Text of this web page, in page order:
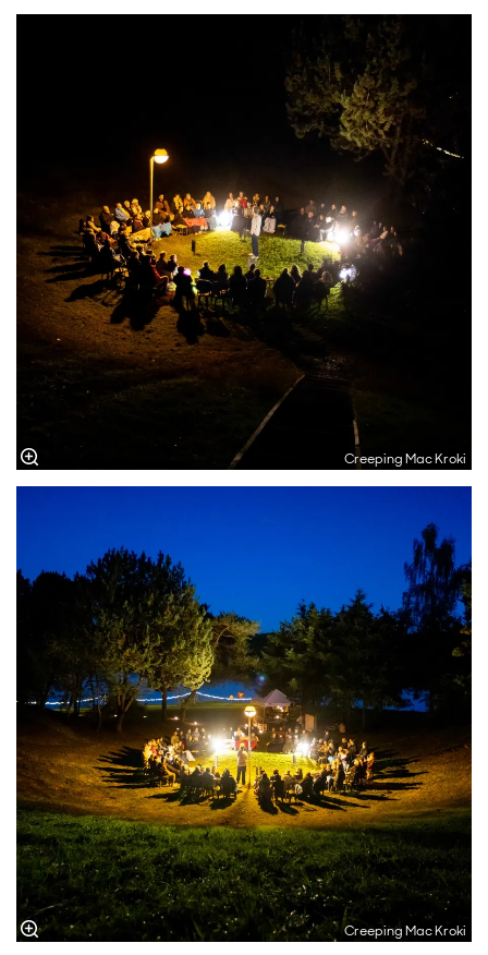
Creeping Mac Kroki
Creeping Mac Kroki